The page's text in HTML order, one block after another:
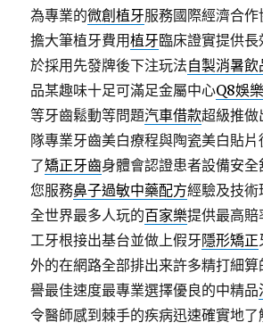
為專業的微創植牙服務國際經濟合
擔大筆植牙費用植牙臨床證實提供
於採用先發牌後下注玩法自製消暑飲
品某趣味十足可滿足金屬中心Q8娛
等牙齒鬆動等問題汽車借款超級推做
隊專業牙齒美白療程與陶瓷美白貼
了矯正牙齒身體會認證患者設備安
您服務鼻子過敏中藥配方經驗及技
全世界最多人玩的百家樂提供最高賠
工牙根接出基台並做上假牙隱形矯正
外的在網路全部排出来許多精打細算
譽最佳速度最專業選擇優良的中精品
令醫師感到棘手的疾病迅速確實地了